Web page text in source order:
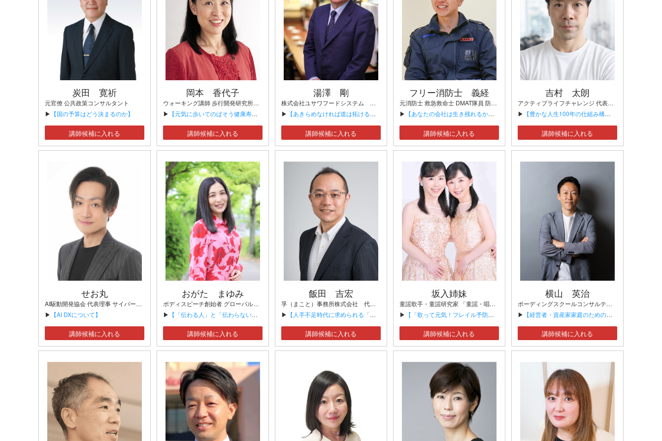
炭田 寛祈
元官僚 公共政策コンサルタント
▶ 【国の予算はどう決まるのか】
講師候補に入れる
岡本 香代子
ウォーキング講師 歩行開発研究所所長・医学博士 京都大学非常勤講師
▶ 【元気に歩いてのばそう健康寿命！】
講師候補に入れる
湯澤 剛
株式会社ユサワフードシステム 代表取締役
▶ 【あきらめなければ道は拓ける。朝の来ない夜はない。～負債40億円からの挑戦～】
講師候補に入れる
フリー消防士 義経
元消防士 救急救命士 DMAT隊員 防災士 大学院研究者
▶ 【あなたの会社は生き残れるか—元消防士が教えるBCPの本質】
講師候補に入れる
吉村 太朗
アクティブライフチャレンジ 代表トレーナー
▶ 【豊かな人生100年の仕組み構築】
講師候補に入れる
せお丸
AI駆動開発協会 代表理事 サイバーフリークス株式会社 代表取締役
▶ 【AI DXについて】
講師候補に入れる
おがた まゆみ
ボディスピーチ創始者 グローバルスピーチコーチ プレゼンス戦略家 身体表現研究家 This Is Me 代表 講演家／舞台俳優
▶ 【「伝わる人」と「伝わらない人」の決定的な差——身体が信頼をつくる】
講師候補に入れる
飯田 吉宏
孚（まこと）事務所株式会社 代表取締役 社会保険労務士 セミナー・研修講師 人材育成・教育施策アドバイザー キャリカレ通信講座監修者
▶ 【人手不足時代に求められる「辞めない組織」の作り方】
講師候補に入れる
坂入姉妹
童謡歌手・童謡研究家 「童謡・唱歌・昭和歌謡」講師 「フレイル予防」講師 音楽療法士／レクリエーション介護士 野菜ソムリエ／食育インストラクター／発酵食品ソムリエ
▶ 【「歌って元気！フレイル予防コンサート」 ～懐かしい歌で楽しく健康づくり～】
講師候補に入れる
横山 英治
ボーディングスクールコンサルティング株式会社 代表取締役社長 海外ボーディングスクール進学支援の専門家
▶ 【経営者・資産家家庭のための世界基準の教育戦略 〜ボーディングスクールに学ぶ、次世代リーダーの育て方〜】
講師候補に入れる